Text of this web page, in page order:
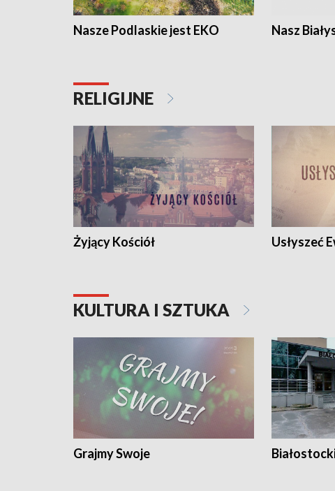
Nasze Podlaskie jest EKO Nasz
RELIGIJNE
Żyjący Kościół Usłyszeć
KULTURA I SZTUKA
Grajmy Swoje